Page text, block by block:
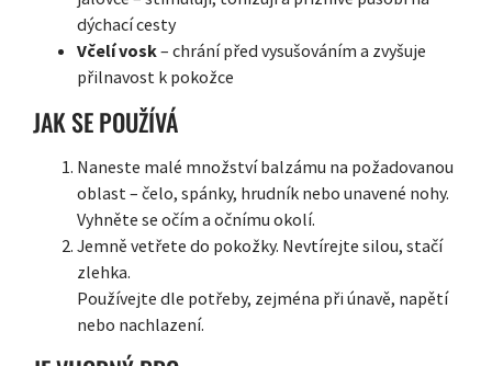
dýchací cesty
Včelí vosk– chrání před vysušováním a zvyšuje
přilnavost k pokožce
JAK SE POUŽÍVÁ
Naneste malé množství balzámu na požadovanou
oblast – čelo, spánky, hrudník nebo unavené nohy.
Vyhněte se očím a očnímu okolí.
Jemně vetřete do pokožky. Nevtírejte silou, stačí
zlehka.
Používejte dle potřeby, zejména při únavě, napětí
nebo nachlazení.